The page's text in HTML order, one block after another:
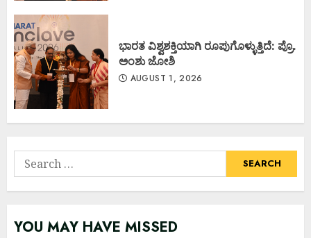
ಭಾರತ ವಿಶ್ವಶಕ್ತಿಯಾಗಿ ರೂಪುಗೊಳ್ಳುತ್ತಿದೆ: ಪ್ರೊ.
ಅಂಶು ಜೋಶಿ
AUGUST 1, 2026
Search
for:
YOU MAY HAVE MISSED